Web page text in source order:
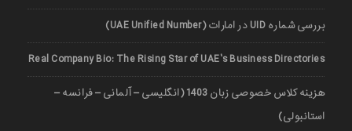
بررسی شماره UID در امارات (UAE Unified Number)
Real Company Bio: The Rising Star of UAE’s Business Directories
هزینه کلاس خصوصی زبان 1403 (انگلیسی – آلمانی – فرانسه –
استانبولی)